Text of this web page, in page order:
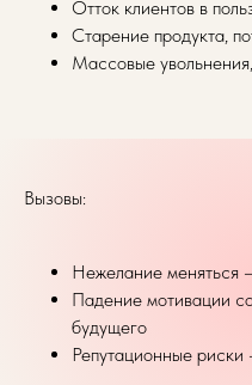
Отток клиентов в
Старение продукта,
Массовые
Вызовы:
Нежелание меняться
Падение мотивации
будущего
Репутационные риски